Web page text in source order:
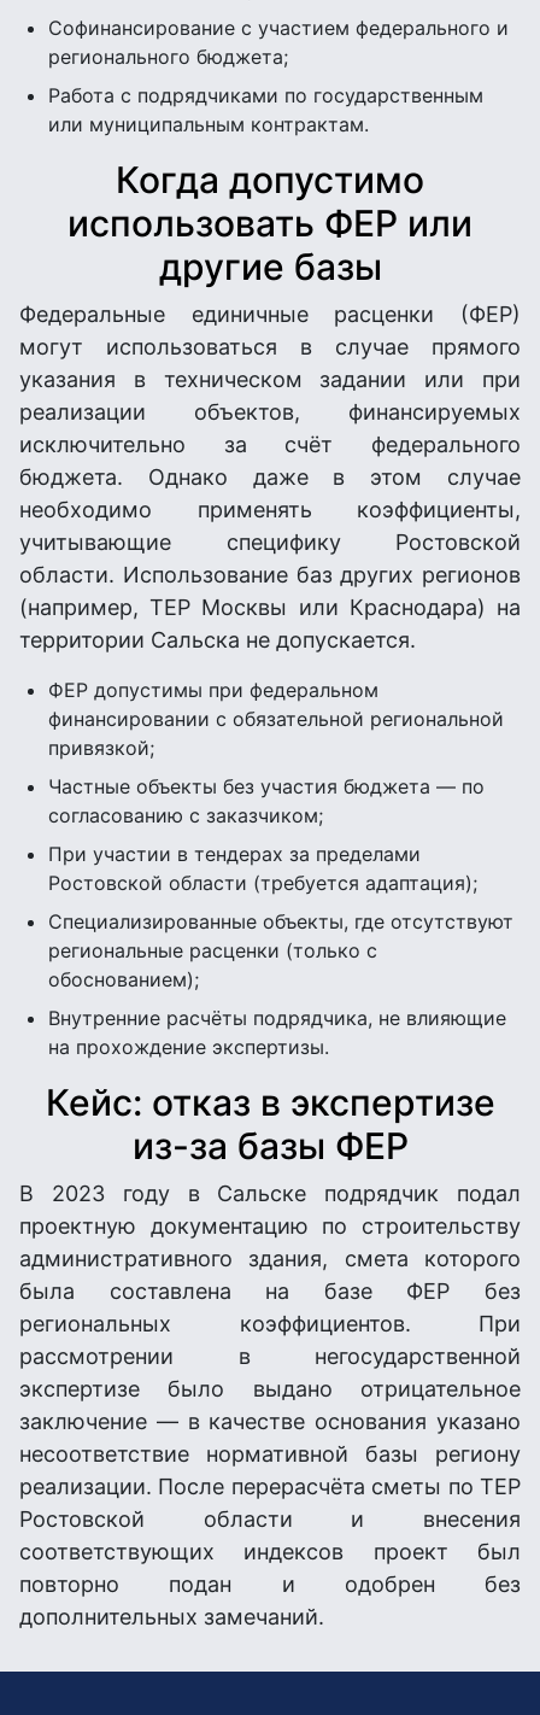
Софинансирование с участием федерального и
регионального бюджета;
Работа с подрядчиками по государственным
или муниципальным контрактам.
Когда допустимо
использовать ФЕР или
другие базы
Федеральные единичные расценки (ФЕР)
могут использоваться в случае прямого
указания в техническом задании или при
реализации объектов, финансируемых
исключительно за счёт федерального
бюджета. Однако даже в этом случае
необходимо применять коэффициенты,
учитывающие специфику Ростовской
области. Использование баз других регионов
(например, ТЕР Москвы или Краснодара) на
территории Сальска не допускается.
ФЕР допустимы при федеральном
финансировании с обязательной региональной
привязкой;
Частные объекты без участия бюджета — по
согласованию с заказчиком;
При участии в тендерах за пределами
Ростовской области (требуется адаптация);
Специализированные объекты, где отсутствуют
региональные расценки (только с
обоснованием);
Внутренние расчёты подрядчика, не влияющие
на прохождение экспертизы.
Кейс: отказ в экспертизе
из-за базы ФЕР
В 2023 году в Сальске подрядчик подал
проектную документацию по строительству
административного здания, смета которого
была составлена на базе ФЕР без
региональных коэффициентов. При
рассмотрении в негосударственной
экспертизе было выдано отрицательное
заключение — в качестве основания указано
несоответствие нормативной базы региону
реализации. После перерасчёта сметы по ТЕР
Ростовской области и внесения
соответствующих индексов проект был
повторно подан и одобрен без
дополнительных замечаний.